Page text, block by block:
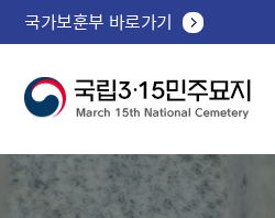
국가보훈부 바로가기